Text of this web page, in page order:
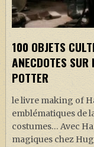
100 OBJETS
ANECDOTES SUR
POTTER
le livre making of
emblématiques de
costumes… Avec
magiques chez